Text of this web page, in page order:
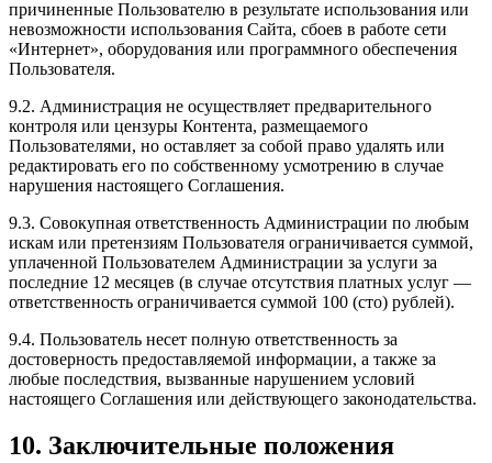
причиненные Пользователю в результате использования или
невозможности использования Сайта, сбоев в работе сети
«Интернет», оборудования или программного обеспечения
Пользователя.
9.2. Администрация не осуществляет предварительного
контроля или цензуры Контента, размещаемого
Пользователями, но оставляет за собой право удалять или
редактировать его по собственному усмотрению в случае
нарушения настоящего Соглашения.
9.3. Совокупная ответственность Администрации по любым
искам или претензиям Пользователя ограничивается суммой,
уплаченной Пользователем Администрации за услуги за
последние 12 месяцев (в случае отсутствия платных услуг —
ответственность ограничивается суммой 100 (сто) рублей).
9.4. Пользователь несет полную ответственность за
достоверность предоставляемой информации, а также за
любые последствия, вызванные нарушением условий
настоящего Соглашения или действующего законодательства.
10. Заключительные положения